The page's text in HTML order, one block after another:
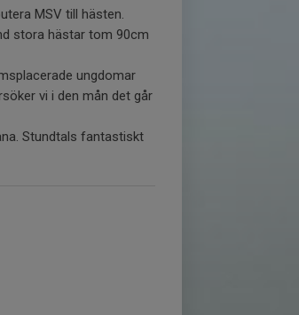
MSV till hästen.
stora hästar tom 90cm
ungdomar
vi i den mån det går
Stundtals fantastiskt